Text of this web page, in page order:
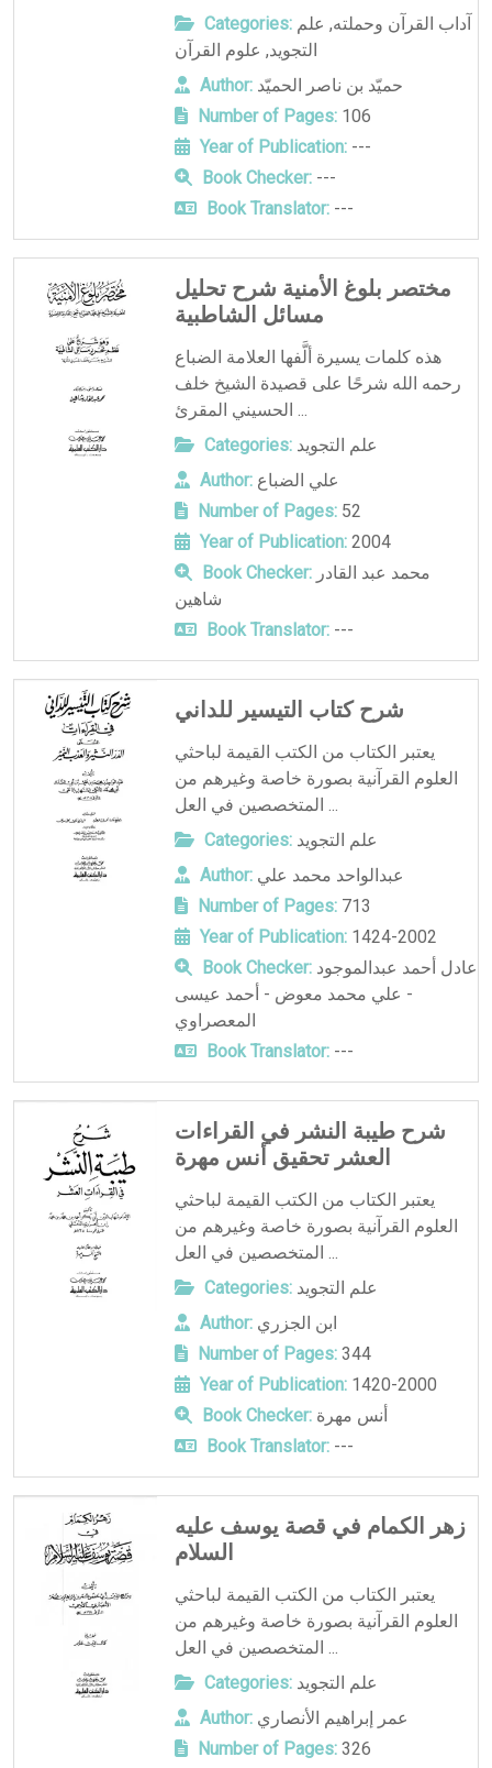
Categories:
آداب القرآن وحملته, علم
التجويد, علوم القرآن
Author: حميّد بن ناصر الحميّد
Number of Pages:106
Year of Publication:---
Book Checker:---
Book Translator:---
مختصر بلوغ الأمنية شرح تحليل
مسائل الشاطبية
هذه كلمات يسيرة ألَّفها العلامة الضباع
رحمه الله شرحًا على قصيدة الشيخ خلف
الحسيني المقرئ ...
Categories: علم التجويد
Author: علي الضباع
Number of Pages:52
Year of Publication:2004
Book Checker:محمد عبد القادر
شاهين
Book Translator:---
شرح كتاب التيسير للداني
يعتبر الكتاب من الكتب القيمة لباحثي
العلوم القرآنية بصورة خاصة وغيرهم من
المتخصصين في العل ...
Categories: علم التجويد
Author: عبدالواحد محمد علي
Number of Pages:713
Year of Publication:1424-2002
Book Checker:عادل أحمد عبدالموجود
- علي محمد معوض - أحمد عيسى
المعصراوي
Book Translator:---
شرح طيبة النشر في القراءات
العشر تحقيق أنس مهرة
يعتبر الكتاب من الكتب القيمة لباحثي
العلوم القرآنية بصورة خاصة وغيرهم من
المتخصصين في العل ...
Categories: علم التجويد
Author: ابن الجزري
Number of Pages:344
Year of Publication:1420-2000
Book Checker: أنس مهرة
Book Translator:---
زهر الكمام في قصة يوسف عليه
السلام
يعتبر الكتاب من الكتب القيمة لباحثي
العلوم القرآنية بصورة خاصة وغيرهم من
المتخصصين في العل ...
Categories: علم التجويد
Author: عمر إبراهيم الأنصاري
Number of Pages:326